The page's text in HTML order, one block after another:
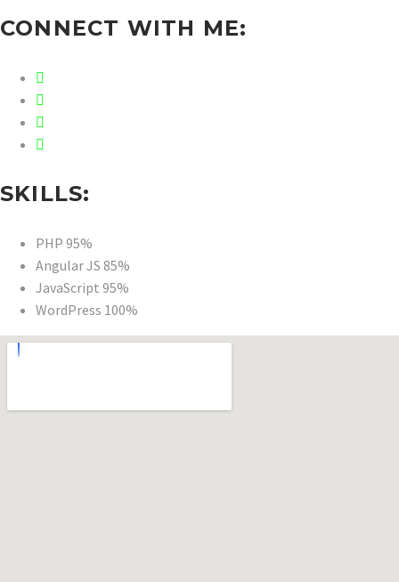
CONNECT WITH ME:
SKILLS:
PHP 95%
Angular JS 85%
JavaScript 95%
WordPress 100%